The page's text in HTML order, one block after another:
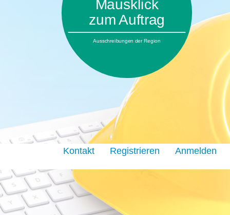
Mausklick
zum Auftrag
Ausschreibungen der Region
Kontakt Registrieren Anmelden